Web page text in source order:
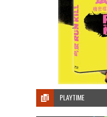
PLAYTIME